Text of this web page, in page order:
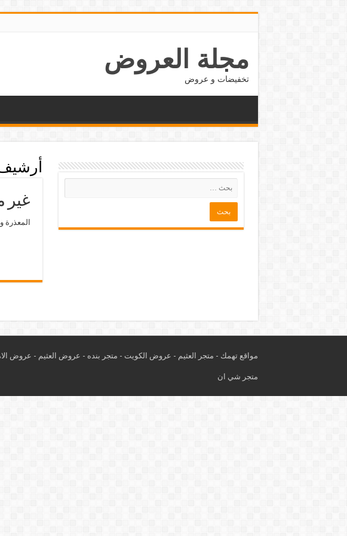
مجلة العروض
تخفيضات و عروض
غير
مواقع تهمك - متجر العثيم - عروض الكويت - متجر بنده - عروض العثيم - عروض
متجر شي ان